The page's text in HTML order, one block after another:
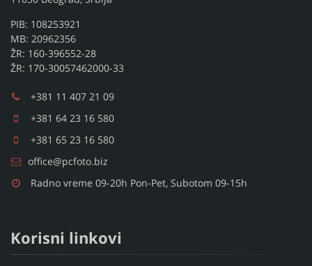
PIB: 108253921
MB: 20962356
ŽR: 160-396552-28
ŽR: 170-30057462000-33
+381 11 407 21 09
+381 64 23 16 580
+381 65 23 16 580
office@pcfoto.biz
Radno vreme 09-20h Pon-Pet, Subotom 09-15h
Korisni linkovi